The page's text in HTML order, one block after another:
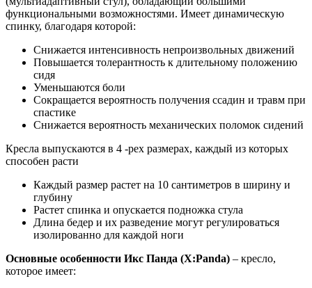
функциональными возможностями. Имеет динамическую
спинку, благодаря которой:
Снижается интенсивность непроизвольных движений
Повышается толерантность к длительному положению
сидя
Уменьшаются боли
Сокращается вероятность получения ссадин и травм при
спастике
Снижается вероятность механических поломок сидений
Кресла выпускаются в 4 -рех размерах, каждый из которых
способен расти
Каждый размер растет на 10 сантиметров в ширину и
глубину
Растет спинка и опускается подножка стула
Длина бедер и их разведение могут регулироваться
изолированно для каждой ноги
Основные особенности Икс Панда (X:Panda) – кресло,
которое имеет: